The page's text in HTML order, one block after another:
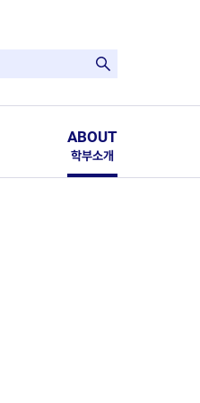
ABOUT
학부소개